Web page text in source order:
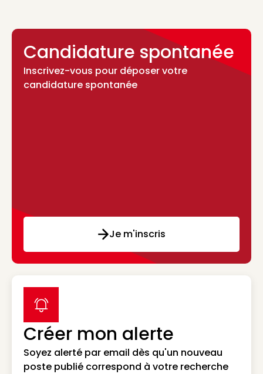
Candidature spontanée
Inscrivez-vous pour déposer votre
candidature spontanée
Je m'inscris
Créer mon alerte
Soyez alerté par email dès qu'un nouveau
poste publié correspond à votre recherche
label icon